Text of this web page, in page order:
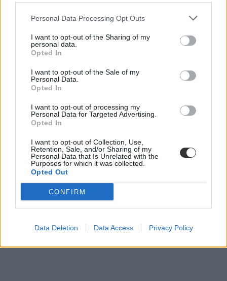
Personal Data Processing Opt Outs
I want to opt-out of the Sharing of my
personal data.
Opted In
I want to opt-out of the Sale of my
Personal Data.
Opted In
I want to opt-out of processing my
Personal Data for Targeted Advertising.
Opted In
I want to opt-out of Collection, Use,
Retention, Sale, and/or Sharing of my
Personal Data that Is Unrelated with the
Purposes for which it was collected.
Opted Out
CONFIRM
Data Deletion Data Access Privacy Policy
Mivel országos szinten nemcsak hetedikben, hanem minden
évfolyamon gyengébb eredmények születettek
természettudományból, ezért az Oktatási Hivatal még korábban
kiemelte, hogy az eredményekre még mindig hatással lehet a covid,
oktatás. Ennek negatív hatása nemcsak a magyar, hanem a
nemzetközi PISA-eredményeken
mérés lebonyolításában, tesztdizájnjában, de még a kiértékelésében
is. Ugyanakkor az Eduline-on korábban sokat foglalkoztunk azzal,
a 2025/2026-os tanév kezdete előtt is szinte lehetlen feladat